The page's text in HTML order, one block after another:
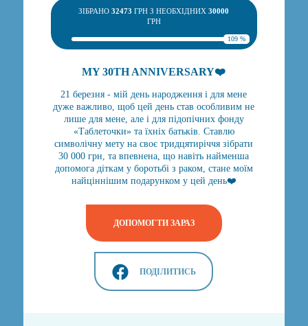
ЗІБРАНО32473 ГРН З НЕОБХІДНИХ30000
ГРН
109 %
MY 30TH ANNIVERSARY❤️
21 березня - мій день народження і для мене
дуже важливо, щоб цей день став особливим не
лише для мене, але і для підопічних фонду
«Таблеточки» та їхніх батьків. Ставлю
символічну мету на своє тридцятиріччя зібрати
30 000 грн, та впевнена, що навіть найменша
допомога діткам у боротьбі з раком, стане моїм
найціннішим подарунком у цей день❤️
ДОПОМОГТИ ЗАРАЗ
ПОДІЛИТИСЬ